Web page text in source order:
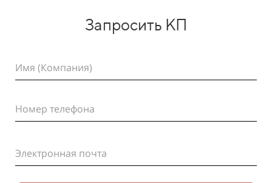
Запросить КП
Имя (Компания)
Номер телефона
Электронная почта